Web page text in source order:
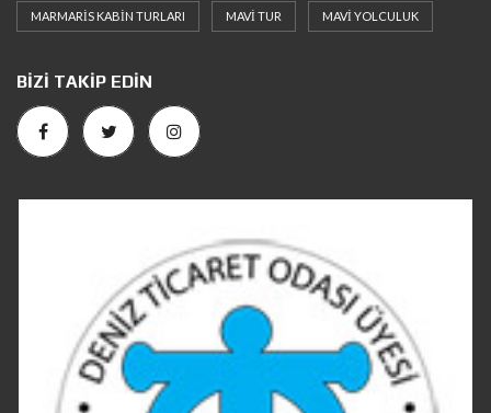
MARMARIS KABIN TURLARI MAVI TUR MAVI YOLCULUK
BIZI TAKIP EDIN